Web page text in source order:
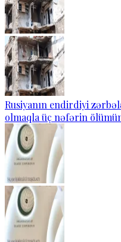
Rusiyanın endirdiyi
olmaqla üç nəfərin